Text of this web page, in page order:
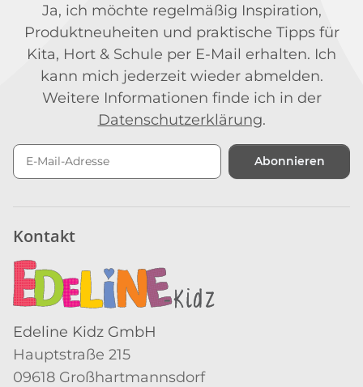
Ja, ich möchte regelmäßig Inspiration,
Produktneuheiten und praktische Tipps für
Kita, Hort & Schule per E-Mail erhalten. Ich
kann mich jederzeit wieder abmelden.
Weitere Informationen finde ich in der
Datenschutzerklärung.
Abonnieren
Kontakt
Edeline Kidz GmbH
Hauptstraße 215
09618 Großhartmannsdorf